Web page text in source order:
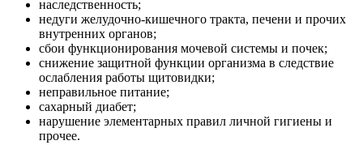
наследственность;
недуги желудочно-кишечного тракта, печени и прочих
внутренних органов;
сбои функционирования мочевой системы и почек;
снижение защитной функции организма в следствие
ослабления работы щитовидки;
неправильное питание;
сахарный диабет;
нарушение элементарных правил личной гигиены и
прочее.